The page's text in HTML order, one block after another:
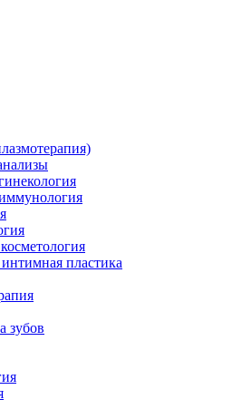
пластика
зубов